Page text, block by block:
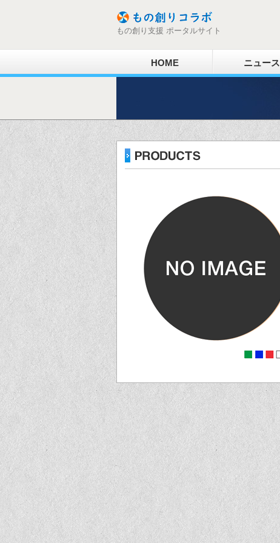
もの創り支援 ポータルサイト
HOME ニュース